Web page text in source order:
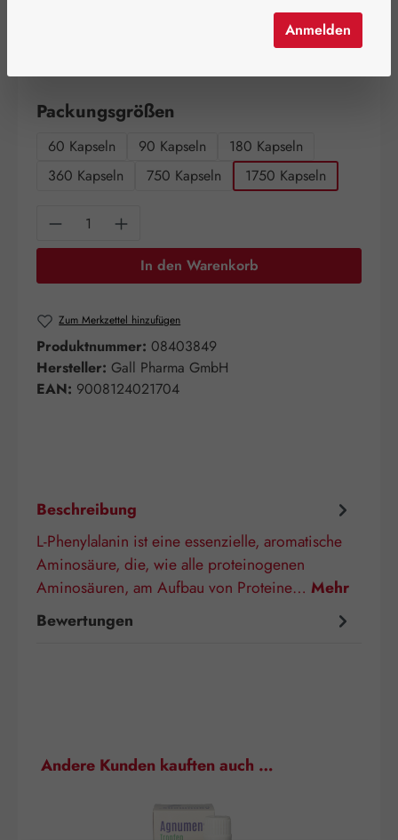
Schnell zuschlagen! Es sind nur noch wenige Artikel
Packungsgrößen
60 Kapseln 90 Kapseln
180 Kapseln
360 Kapseln
750 Kapseln 1750 Kapseln
Produkt Anzahl: Gib den gewünschten
In den Warenkorb
Zum Merkzettel hinzufügen
Produktnummer: 08403849
Hersteller: Gall Pharma GmbH
EAN: 9008124021704
Beschreibung
L-Phenylalanin ist eine essenzielle, aromatische
Aminosäure, die, wie alle proteinogenen
Aminosäuren, am Aufbau von Proteine… Mehr
Bewertungen
Produktgalerie überspringen
Andere Kunden kauften auch …
Anmelden